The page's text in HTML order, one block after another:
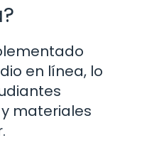
en línea, lo
materiales